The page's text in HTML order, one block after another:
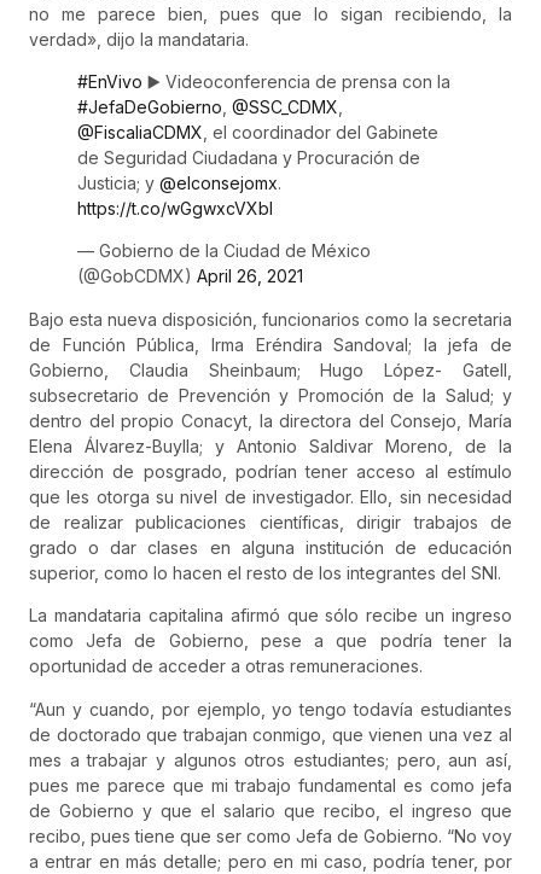
no me parece bien, pues que lo sigan recibiendo, la
verdad», dijo la mandataria.
#EnVivo ▶️ Videoconferencia de prensa con la
#JefaDeGobierno @SSC_CDMX
@FiscaliaCDMX , el coordinador del Gabinete
de Seguridad Ciudadana y Procuración de
Justicia; y @elconsejomx.
https://t.co/wGgwxcVXbI
— Gobierno de la Ciudad de México
(@GobCDMX) April 26, 2021
Bajo esta nueva disposición, funcionarios como la secretaria
de Función Pública, Irma Eréndira Sandoval; la jefa de
Gobierno, Claudia Sheinbaum; Hugo López- Gatell,
subsecretario de Prevención y Promoción de la Salud; y
dentro del propio Conacyt, la directora del Consejo, María
Elena Álvarez-Buylla; y Antonio Saldivar Moreno, de la
dirección de posgrado, podrían tener acceso al estímulo
que les otorga su nivel de investigador. Ello, sin necesidad
de realizar publicaciones científicas, dirigir trabajos de
grado o dar clases en alguna institución de educación
superior, como lo hacen el resto de los integrantes del SNI.
La mandataria capitalina afirmó que sólo recibe un ingreso
como Jefa de Gobierno, pese a que podría tener la
oportunidad de acceder a otras remuneraciones.
“Aun y cuando, por ejemplo, yo tengo todavía estudiantes
de doctorado que trabajan conmigo, que vienen una vez al
mes a trabajar y algunos otros estudiantes; pero, aun así,
pues me parece que mi trabajo fundamental es como jefa
de Gobierno y que el salario que recibo, el ingreso que
recibo, pues tiene que ser como Jefa de Gobierno. “No voy
a entrar en más detalle; pero en mi caso, podría tener, por